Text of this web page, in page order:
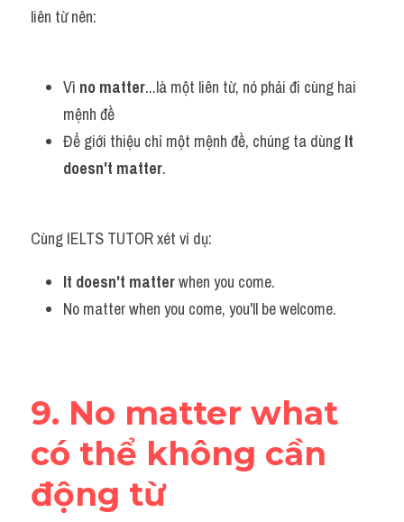
liên từ nên:
Vì no matter...là một liên từ, nó phải đi cùng hai
mệnh đề
Để giới thiệu chỉ một mệnh đề, chúng ta dùng It
doesn't matter.
Cùng IELTS TUTOR xét ví dụ:
It doesn't matter when you come.
No matter when you come, you'll be welcome.
9. No matter what
có thể không cần
động từ